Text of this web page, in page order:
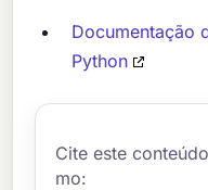
Documentação
Python
Cite este
mo: